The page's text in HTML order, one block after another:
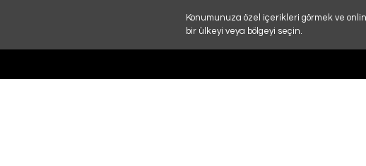
Konumunuza özel içerikleri görmek ve
bir ülkeyi veya bölgeyi seçin.